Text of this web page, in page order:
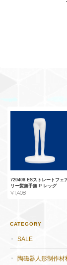
720408 ESストレートフェ
リー髪無手無 P レッグ
¥1,408
CATEGORY
SALE
陶磁器人形制作材